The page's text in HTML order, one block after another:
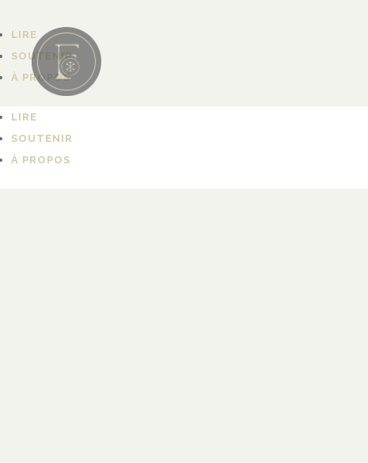
LIRE
SOUTENIR
À PROPOS
LIRE
SOUTENIR
À PROPOS